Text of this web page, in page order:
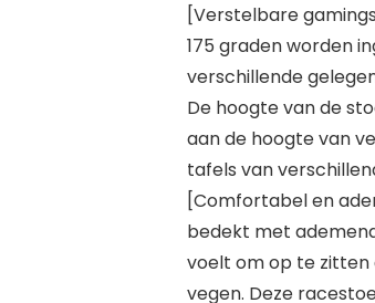
[Verstelbare
175 graden worden
verschillende
De hoogte van de
aan de hoogte van
tafels van
[Comfortabel en
bedekt met
voelt om op te zitten
vegen. Deze